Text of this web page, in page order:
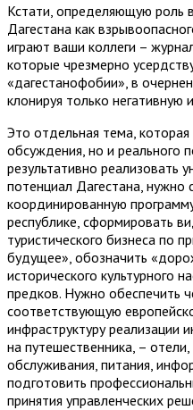
Кстати, определяющую роль
Дагестана как
играют ваши коллеги –
которые чрезмерно
«дагестанофобии», в
клонируя только
Это отдельная тема,
обсуждения, но и реального
результативно реализовать
потенциал Дагестана, нужно
координированную
республике, сформировать
туристического бизнеса по
будущее», обозначить
исторического культурного
предков. Нужно обеспечить
соответствующую
инфраструктуру реализации
на путешественника, –
обслуживания, питания,
подготовить
принятия управленческих